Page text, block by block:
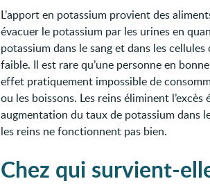
L’apport en potassium provient des
évacuer le potassium par les urines en
potassium dans le sang et dans les
faible. Il est rare qu’une personne en
effet pratiquement impossible de
ou les boissons. Les reins éliminent
augmentation du taux de potassium dans
les reins ne fonctionnent pas bien.
Chez qui survient-